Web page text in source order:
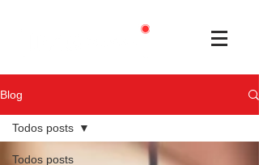
Blog
Todos posts
Todos posts